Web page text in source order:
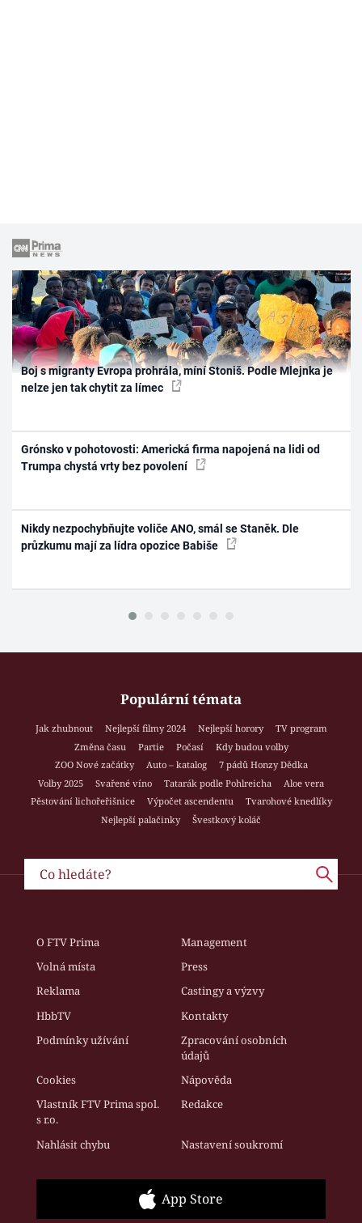
Boj s migranty Evropa prohrála, míní Stoniš. Podle Mlejnka je
nelze jen tak chytit za límec
Grónsko v pohotovosti: Americká firma napojená na lidi od
Trumpa chystá vrty bez povolení
Nikdy nezpochybňujte voliče ANO, smál se Staněk. Dle
průzkumu mají za lídra opozice Babiše
Populární témata
Jak zhubnout Nejlepší filmy 2024 Nejlepší horory
TV program
Změna času
Partie Počasí
Kdy budou volby
ZOO Nové začátky
Auto – katalog
7 pádů Honzy Dědka
Volby 2025
Svařené víno Tatarák podle Pohlreicha
Aloe vera
Pěstování lichořeřišnice
Výpočet ascendentu
Tvarohové knedlíky
Nejlepší palačinky
Švestkový koláč
O FTV Prima
Management
Volná místa
Press
Reklama
Castingy a výzvy
HbbTV
Kontakty
Podmínky užívání
Zpracování osobních
údajů
Cookies
Nápověda
Vlastník FTV Prima spol.
s r.o.
Redakce
Nahlásit chybu Nastavení soukromí
App Store